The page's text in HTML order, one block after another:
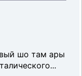
шо там ары